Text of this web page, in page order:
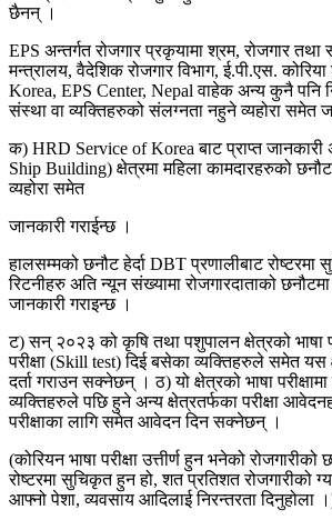
छैनन् ।
EPS अन्तर्गत रोजगार प्रकृयामा श्रम, रोजगार तथा
मन्त्रालय, वैदेशिक रोजगार विभाग, ई.पी.एस.
Korea, EPS Center, Nepal वाहेक अन्य कुनै पनि
संस्था वा व्यक्तिहरुको संलग्नता नहुने व्यहोरा समेत
क) HRD Service of Korea बाट प्राप्त जानकारी
Ship Building) क्षेत्रमा महिला कामदारहरुको
व्यहोरा समेत
जानकारी गराईन्छ ।
हालसम्मको छनौट हेर्दा DBT प्रणालीबाट रोष्टरमा
रिटनीहरु अति न्यून संख्यामा रोजगारदाताको
जानकारी गराइन्छ ।
ट) सन् २०२३ को कृषि तथा पशुपालन क्षेत्रको भाषा
परीक्षा (Skill test) दिई बसेका व्यक्तिहरुले समेत यस
दर्ता गराउन सक्नेछन् । ठ) यो क्षेत्रको भाषा
व्यक्तिहरुले पछि हुने अन्य क्षेत्रतर्फका परीक्षा
परीक्षाका लागि समेत आवेदन दिन सक्नेछन् ।
(कोरियन भाषा परीक्षा उत्तीर्ण हुन भनेको
रोष्टरमा सुचिकृत हुन हो, शत प्रतिशत रोजगारीको
आफ्नो पेशा, व्यवसाय आदिलाई निरन्तरता दिनुहोला